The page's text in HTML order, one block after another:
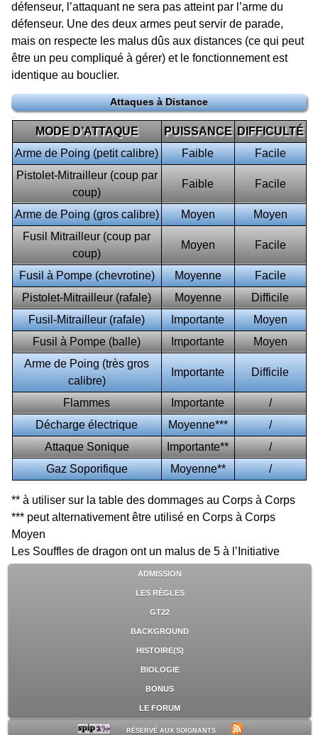
défenseur, l’attaquant ne sera pas atteint par l’arme du
défenseur. Une des deux armes peut servir de parade,
mais on respecte les malus dûs aux distances (ce qui peut
être un peu compliqué à gérer) et le fonctionnement est
identique au bouclier.
Attaques à Distance
MODE D’ATTAQUE PUISSANCE
DIFFICULTÉ
Arme de Poing (petit calibre)
Faible
Facile
Pistolet-Mitrailleur (coup par
coup)
Faible Facile
Arme de Poing (gros calibre) Moyen
Moyen
Fusil Mitrailleur (coup par
coup)
Moyen Facile
Fusil à Pompe (chevrotine) Moyenne
Facile
Pistolet-Mitrailleur (rafale)
Moyenne
Difficile
Fusil-Mitrailleur (rafale)
Importante
Moyen
Fusil à Pompe (balle)
Importante
Moyen
Arme de Poing (très gros
calibre)
Importante Difficile
Flammes Importante
/
Décharge électrique
Moyenne***
/
Attaque Sonique
Importante**
/
Gaz Soporifique
Moyenne** /
** à utiliser sur la table des dommages au Corps à Corps
*** peut alternativement être utilisé en Corps à Corps
Moyen
Les Souffles de dragon ont un malus de 5 à l’Initiative
ADMISSION
LES RÈGLES
GT22
BACKGROUND
HISTOIRE(S)
BIOLOGIE
BONUS
LE FORUM
RÉSERVÉ AUX SOIGNANTS